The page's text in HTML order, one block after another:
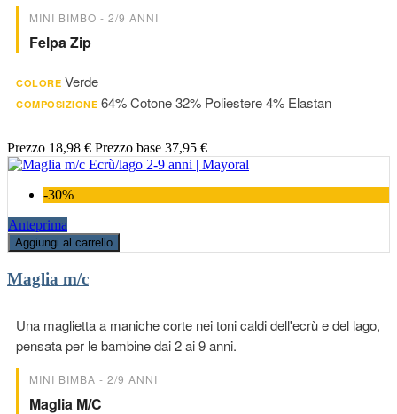
MINI BIMBO - 2/9 ANNI
Felpa Zip
COLORE Verde
COMPOSIZIONE 64% Cotone 32% Poliestere 4% Elastan
Prezzo 18,98 € Prezzo base 37,95 €
-30%
Anteprima
Aggiungi al carrello
Maglia m/c
Una maglietta a maniche corte nei toni caldi dell'ecrù e del lago,
pensata per le bambine dai 2 ai 9 anni.
MINI BIMBA - 2/9 ANNI
Maglia M/c